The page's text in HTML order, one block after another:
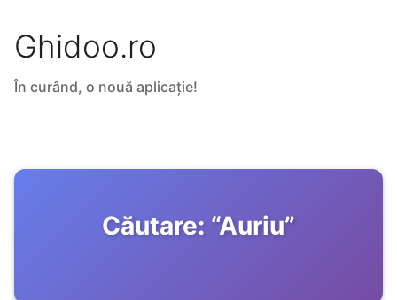
Ghidoo.ro
În curând, o nouă aplicație!
Căutare: “Auriu”